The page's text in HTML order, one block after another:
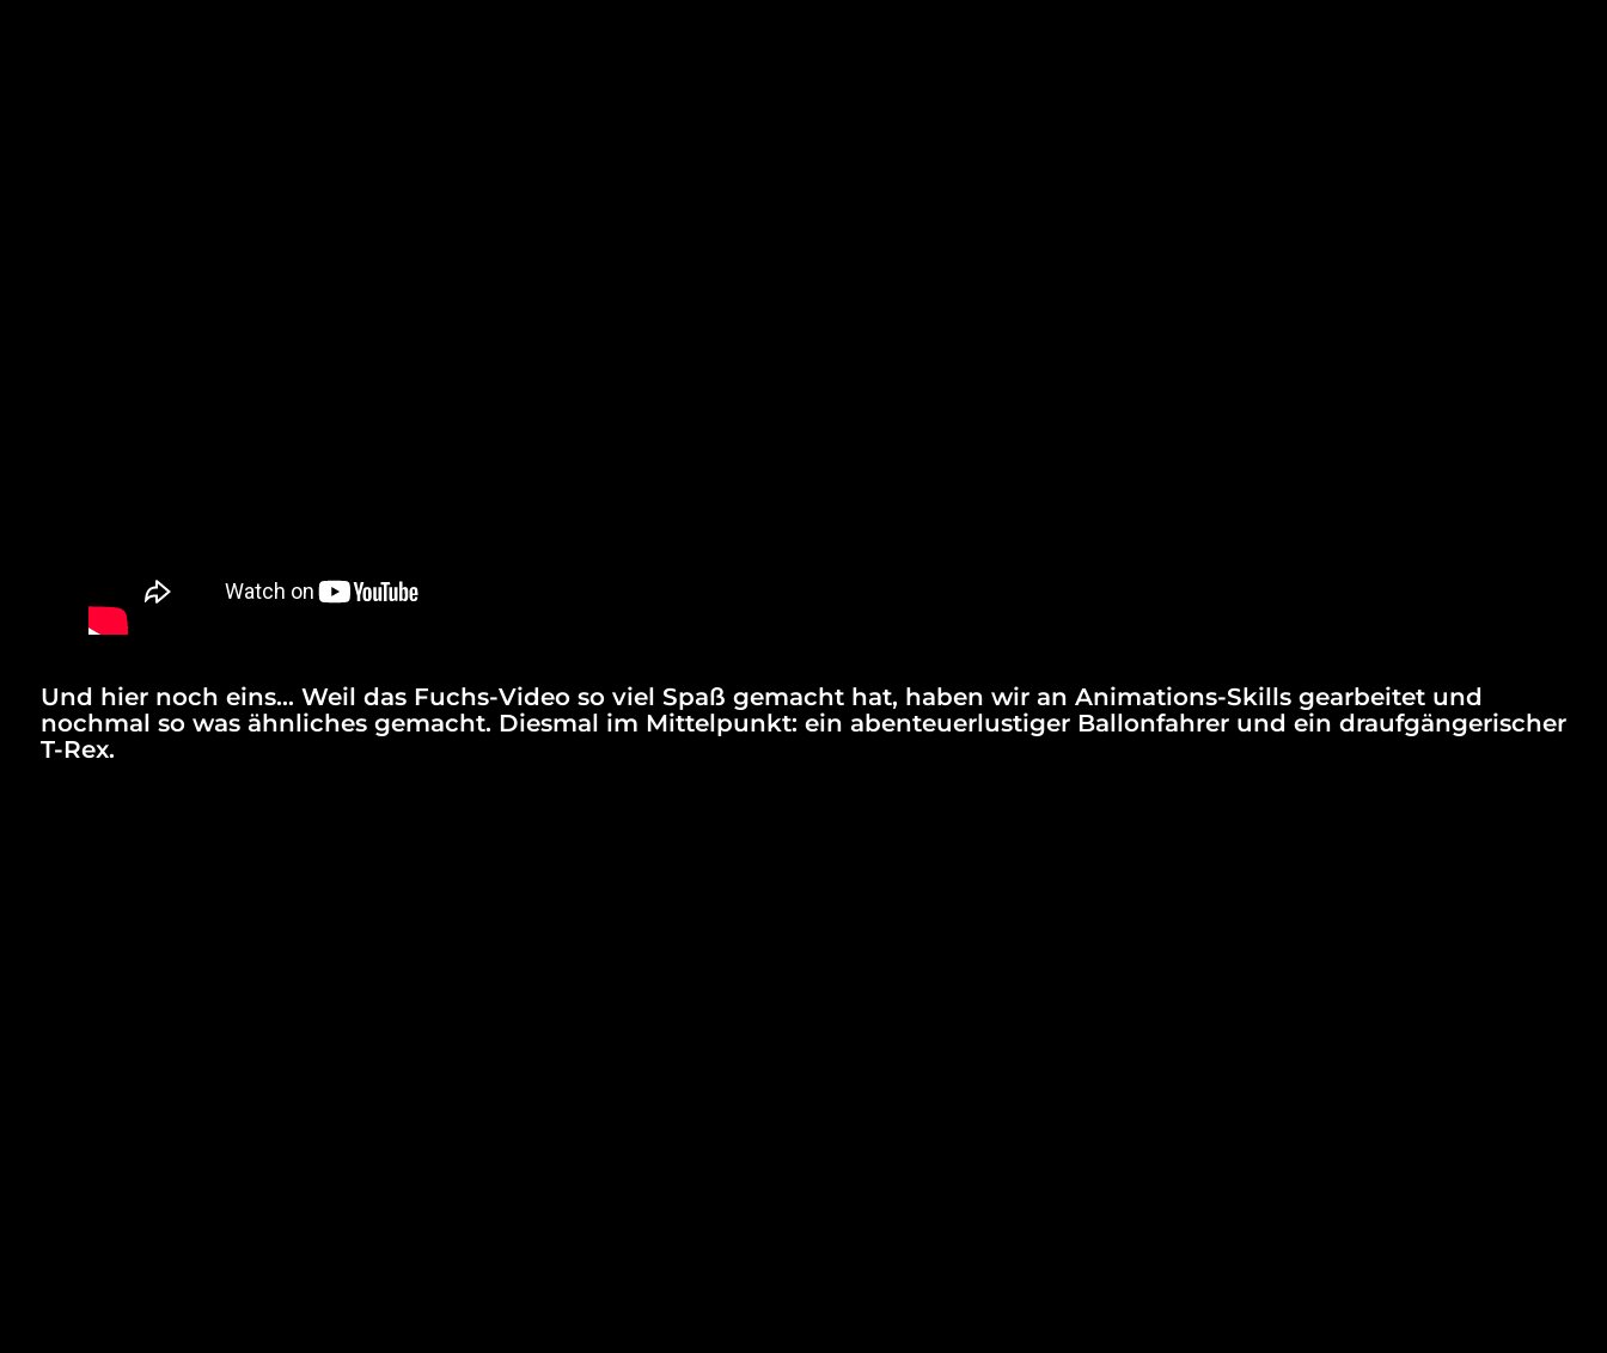
Und hier noch eins… Weil das Fuchs-Video so viel Spaß gemacht hat, haben wir an Animations-Skills gearbeitet und
nochmal so was ähnliches gemacht. Diesmal im Mittelpunkt: ein abenteuerlustiger Ballonfahrer und ein draufgängerischer
T-Rex.